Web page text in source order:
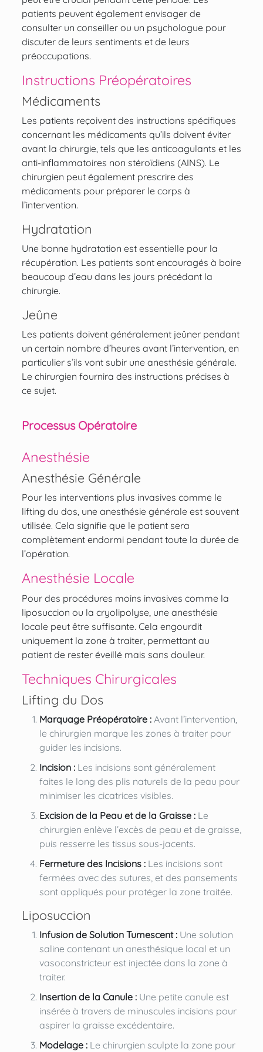
patients peuvent également envisager de
consulter un conseiller ou un psychologue pour
discuter de leurs sentiments et de leurs
préoccupations.
Instructions Préopératoires
Médicaments
Les patients reçoivent des instructions spécifiques
concernant les médicaments qu’ils doivent éviter
avant la chirurgie, tels que les anticoagulants et les
anti-inflammatoires non stéroïdiens (AINS). Le
chirurgien peut également prescrire des
médicaments pour préparer le corps à
l’intervention.
Hydratation
Une bonne hydratation est essentielle pour la
récupération. Les patients sont encouragés à boire
beaucoup d’eau dans les jours précédant la
chirurgie.
Jeûne
Les patients doivent généralement jeûner pendant
un certain nombre d’heures avant l’intervention, en
particulier s’ils vont subir une anesthésie générale.
Le chirurgien fournira des instructions précises à
ce sujet.
Processus Opératoire
Anesthésie
Anesthésie Générale
Pour les interventions plus invasives comme le
lifting du dos, une anesthésie générale est souvent
utilisée. Cela signifie que le patient sera
complètement endormi pendant toute la durée de
l’opération.
Anesthésie Locale
Pour des procédures moins invasives comme la
liposuccion ou la cryolipolyse, une anesthésie
locale peut être suffisante. Cela engourdit
uniquement la zone à traiter, permettant au
patient de rester éveillé mais sans douleur.
Techniques Chirurgicales
Lifting du Dos
Marquage Préopératoire :Avant l’intervention,
le chirurgien marque les zones à traiter pour
guider les incisions.
Incision :Les incisions sont généralement
faites le long des plis naturels de la peau pour
minimiser les cicatrices visibles.
Excision de la Peau et de la Graisse :Le
chirurgien enlève l’excès de peau et de graisse,
puis resserre les tissus sous-jacents.
Fermeture des Incisions :Les incisions sont
fermées avec des sutures, et des pansements
sont appliqués pour protéger la zone traitée.
Liposuccion
Infusion de Solution Tumescent :Une solution
saline contenant un anesthésique local et un
vasoconstricteur est injectée dans la zone à
traiter.
Insertion de la Canule :Une petite canule est
insérée à travers de minuscules incisions pour
aspirer la graisse excédentaire.
Modelage :Le chirurgien sculpte la zone pour